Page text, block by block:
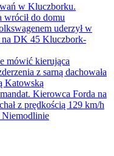
w Kluczborku.
wrócił do domu
uderzył w
na DK 45 Kluczbork-
mówić kierująca
z sarną dachowała
Katowską
Kierowca Forda na
z prędkością 129 km/h
Niemodlinie